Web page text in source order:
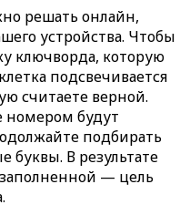
решать онлайн,
устройства. Чтобы
ключворда, которую
подсвечивается
считаете верной.
номером будут
подбирать
буквы. В результате
заполненной — цель